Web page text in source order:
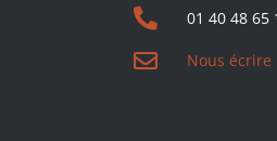
01 40 48 65
Nous écrire